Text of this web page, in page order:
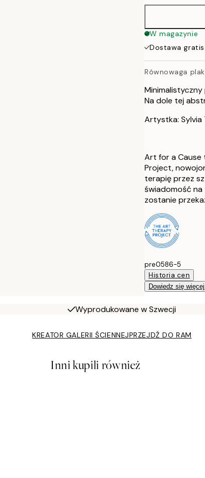
W magazynie
Dostawa
Równowaga
Na dole tej
Artystka: Sylvia
Art for a Cause
Project,
terapię przez
świadomość
zostanie
pre0586-5
Historia cen
Dowiedz się
Wyprodukowane w Szwecji
KREATOR GALERII ŚCIENNEJPRZEJDŹ DO RAM
Inni kupili również